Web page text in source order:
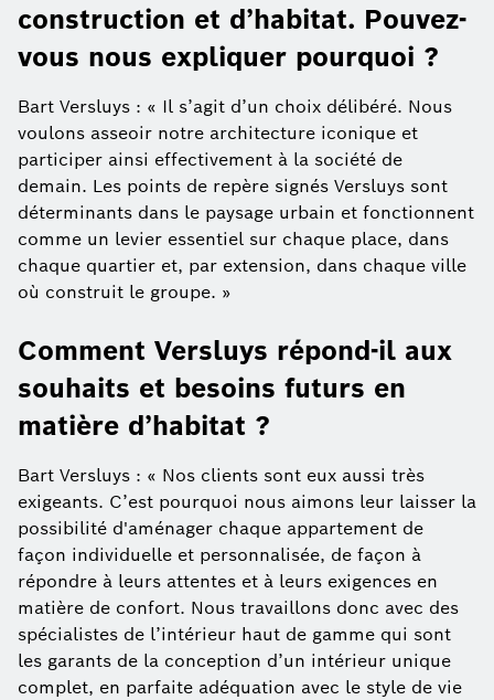
construction et d’habitat. Pouvez-
vous nous expliquer pourquoi ?
Bart Versluys : « Il s’agit d’un choix délibéré. Nous
voulons asseoir notre architecture iconique et
participer ainsi effectivement à la société de
demain. Les points de repère signés Versluys sont
déterminants dans le paysage urbain et fonctionnent
comme un levier essentiel sur chaque place, dans
chaque quartier et, par extension, dans chaque ville
où construit le groupe. »
Comment Versluys répond-il aux
souhaits et besoins futurs en
matière d’habitat ?
Bart Versluys : « Nos clients sont eux aussi très
exigeants. C’est pourquoi nous aimons leur laisser la
possibilité d'aménager chaque appartement de
façon individuelle et personnalisée, de façon à
répondre à leurs attentes et à leurs exigences en
matière de confort. Nous travaillons donc avec des
spécialistes de l’intérieur haut de gamme qui sont
les garants de la conception d’un intérieur unique
complet, en parfaite adéquation avec le style de vie